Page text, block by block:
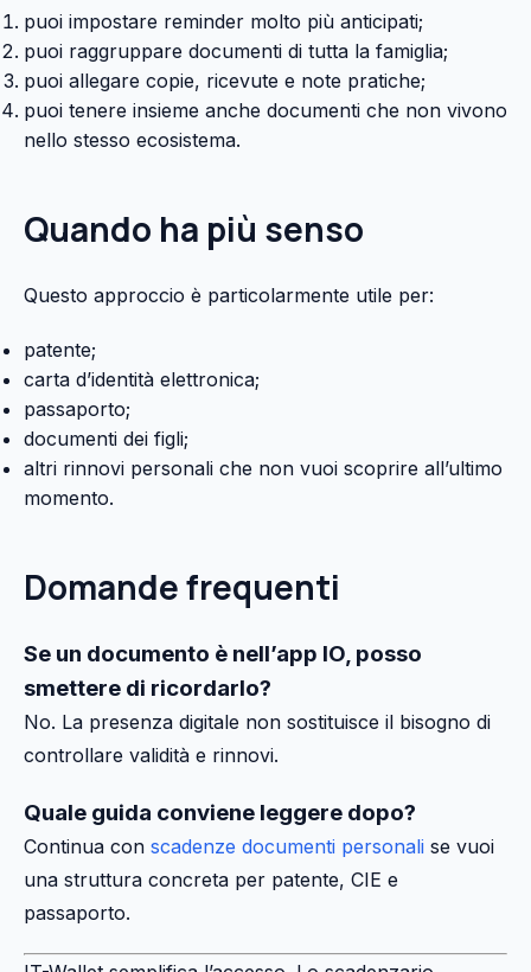
puoi impostare reminder molto più anticipati;
puoi raggruppare documenti di tutta la famiglia;
puoi allegare copie, ricevute e note pratiche;
puoi tenere insieme anche documenti che non vivono
nello stesso ecosistema.
Quando ha più senso
Questo approccio è particolarmente utile per:
patente;
carta d’identità elettronica;
passaporto;
documenti dei figli;
altri rinnovi personali che non vuoi scoprire all’ultimo
momento.
Domande frequenti
Se un documento è nell’app IO, posso
smettere di ricordarlo?
No. La presenza digitale non sostituisce il bisogno di
controllare validità e rinnovi.
Quale guida conviene leggere dopo?
Continua con scadenze documenti personali se vuoi
una struttura concreta per patente, CIE e
passaporto.